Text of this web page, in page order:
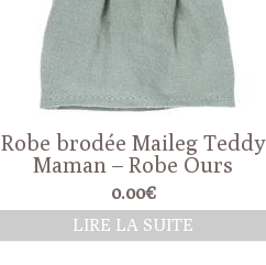
Robe brodée Maileg Teddy
Maman – Robe Ours
0.00€
LIRE LA SUITE